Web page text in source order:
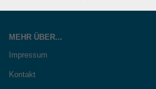
MEHR ÜBER...
Impressum
Kontakt